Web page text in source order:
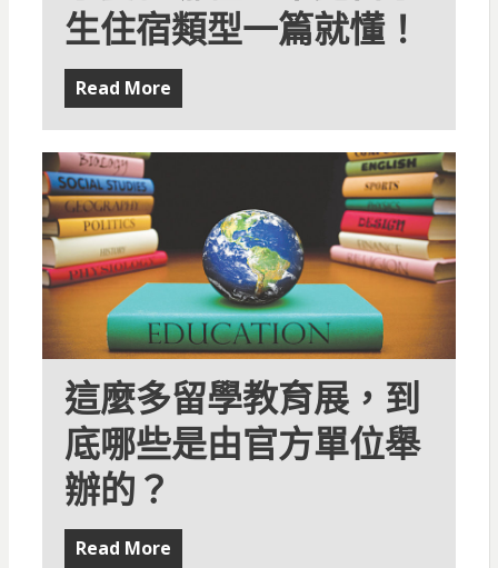
生住宿類型一篇就懂！
Read More
這麼多留學教育展，到
底哪些是由官方單位舉
辦的？
Read More